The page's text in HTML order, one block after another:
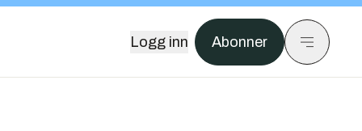
Logg inn Abonner